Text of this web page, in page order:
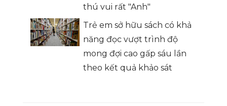
thú vui rất "Anh"
Trẻ em sở hữu sách có khả
năng đọc vượt trình độ
mong đợi cao gấp sáu lần
theo kết quả khảo sát